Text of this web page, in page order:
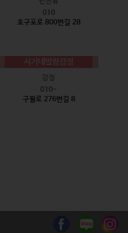
010
호구포로 800번길 28
서기네말랑강정
강정
010-
구월로 276번길 8